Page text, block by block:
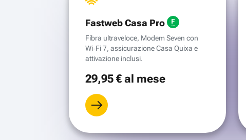
Fastweb Casa Pro
Fibra ultraveloce, Modem Seven con
Wi‑Fi 7, assicurazione Casa Quixa e
attivazione inclusi.
29,95 €al mese